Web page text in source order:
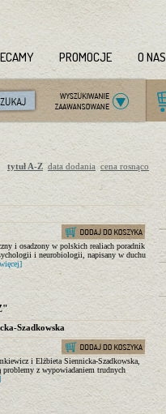
PROMOCJE O NAS
tytuł A-Z data dodania cena rosnąco
i osadzony w polskich realiach poradnik
i neurobiologii, napisany w duchu
Szadkowska
i Elżbieta Siennicka-Szadkowska,
problemy z wypowiadaniem trudnych